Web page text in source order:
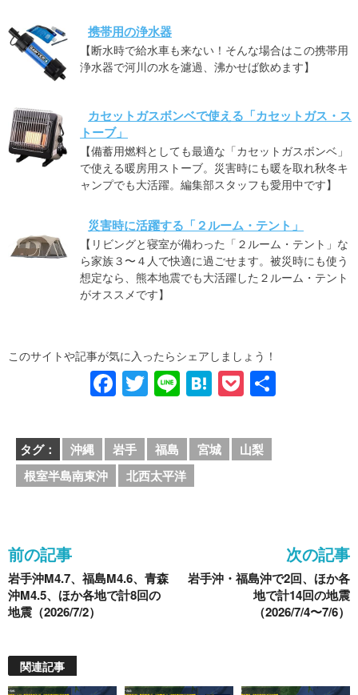
携帯用の浄水器
【断水時で給水車も来ない！そんな場合はこの携帯用
浄水器で河川の水を濾過、沸かせば飲めます】
カセットガスボンベで使える「カセットガス・ス
トーブ」
【備蓄用燃料としても最適な「カセットガスボンベ」
で使える暖房用ストーブ。災害時にも暖を取れ秋冬キ
ャンプでも大活躍。編集部スタッフも愛用中です】
災害時に活躍する「２ルーム・テント」
【リビングと寝室が備わった「２ルーム・テント」な
ら家族３〜４人で快適に過ごせます。被災時にも使う
想定なら、熊本地震でも大活躍した２ルーム・テント
がオススメです】
このサイトや記事が気に入ったらシェアしましょう！
F
a
c
e
b
T
wi
tt
er
Li
n
e
H
at
e
n
P
o
ck
et
タグ： 沖縄 岩手 福島 宮城
山梨
根室半島南東沖
北西太平洋
前の記事
岩手沖M4.7、福島M4.6、青森
沖M4.5、ほか各地で計8回の
地震（2026/7/2）
次の記事
岩手沖・福島沖で2回、ほか各
地で計14回の地震
（2026/7/4〜7/6）
関連記事